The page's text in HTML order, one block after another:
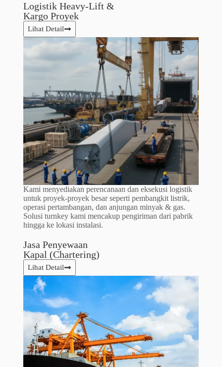
Logistik Heavy-Lift &
Kargo Proyek​
Lihat Detail
Kami menyediakan perencanaan dan eksekusi logistik
untuk proyek-proyek besar seperti pembangkit listrik,
operasi pertambangan, dan anjungan minyak & gas.
Solusi turnkey kami mencakup pengiriman dari pabrik
hingga ke lokasi instalasi.
Jasa Penyewaan
Kapal (Chartering)​
Lihat Detail